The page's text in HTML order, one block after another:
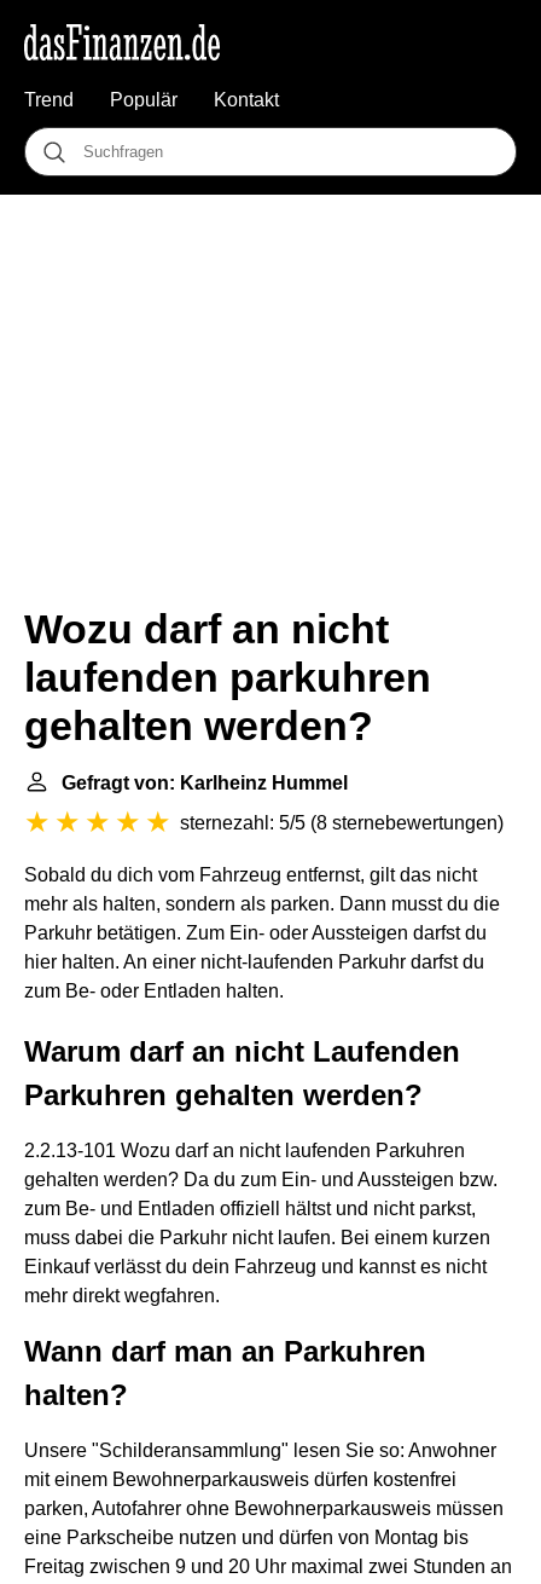
Trend Populär Kontakt
Wozu darf an nicht
laufenden parkuhren
gehalten werden?
Gefragt von: Karlheinz Hummel
sternezahl: 5/5 (8 sternebewertungen)
Sobald du dich vom Fahrzeug entfernst, gilt das nicht
mehr als halten, sondern als parken. Dann musst du die
Parkuhr betätigen. Zum Ein- oder Aussteigen darfst du
hier halten. An einer nicht-laufenden Parkuhr darfst du
zum Be- oder Entladen halten.
Warum darf an nicht Laufenden
Parkuhren gehalten werden?
2.2.13-101 Wozu darf an nicht laufenden Parkuhren
gehalten werden? Da du zum Ein- und Aussteigen bzw.
zum Be- und Entladen offiziell hältst und nicht parkst,
muss dabei die Parkuhr nicht laufen. Bei einem kurzen
Einkauf verlässt du dein Fahrzeug und kannst es nicht
mehr direkt wegfahren.
Wann darf man an Parkuhren
halten?
Unsere "Schilderansammlung" lesen Sie so: Anwohner
mit einem Bewohnerparkausweis dürfen kostenfrei
parken, Autofahrer ohne Bewohnerparkausweis müssen
eine Parkscheibe nutzen und dürfen von Montag bis
Freitag zwischen 9 und 20 Uhr maximal zwei Stunden an